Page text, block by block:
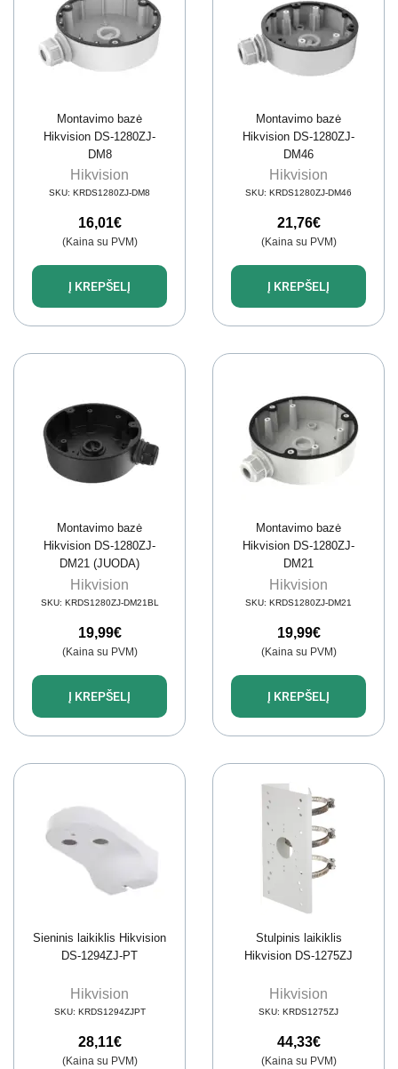
Montavimo bazė
Hikvision DS-1280ZJ-
DM8
Hikvision
SKU: KRDS1280ZJ-DM8
16,01€
(Kaina su PVM)
Į KREPŠELĮ
Montavimo bazė
Hikvision DS-1280ZJ-
DM46
Hikvision
SKU: KRDS1280ZJ-DM46
21,76€
(Kaina su PVM)
Į KREPŠELĮ
Montavimo bazė
Hikvision DS-1280ZJ-
DM21 (JUODA)
Hikvision
SKU: KRDS1280ZJ-DM21BL
19,99€
(Kaina su PVM)
Į KREPŠELĮ
Montavimo bazė
Hikvision DS-1280ZJ-
DM21
Hikvision
SKU: KRDS1280ZJ-DM21
19,99€
(Kaina su PVM)
Į KREPŠELĮ
Sieninis laikiklis Hikvision
DS-1294ZJ-PT
Hikvision
SKU: KRDS1294ZJPT
28,11€
(Kaina su PVM)
Stulpinis laikiklis
Hikvision DS-1275ZJ
Hikvision
SKU: KRDS1275ZJ
44,33€
(Kaina su PVM)